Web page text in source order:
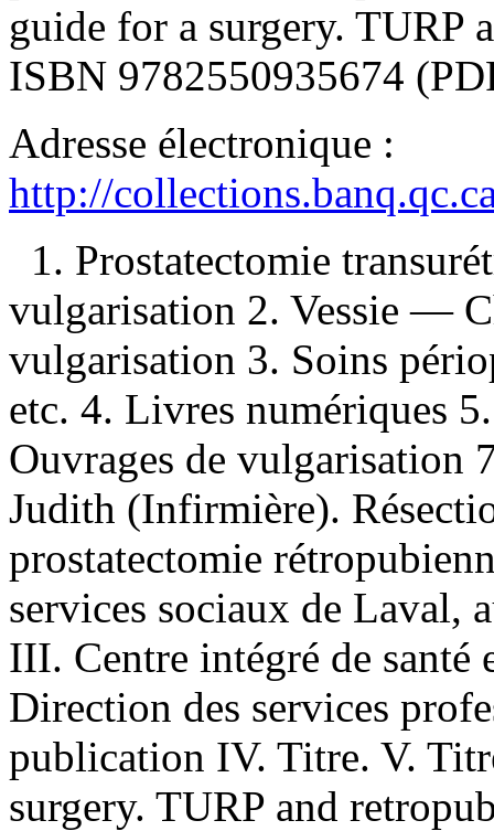
guide for a surgery. TURP
ISBN 9782550935674
Adresse électronique :
http://
1. Prostatectomie
vulgarisation 2. Vessie —
vulgarisation 3. Soins
etc. 4. Livres numériques
Ouvrages de vulgarisation
Judith (Infirmière).
prostatectomie
services sociaux de Laval,
III. Centre intégré de santé
Direction des services
publication IV. Titre. V.
surgery. TURP and